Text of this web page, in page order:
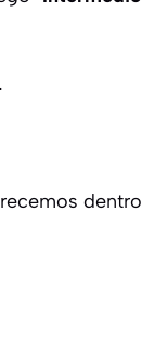
dentro